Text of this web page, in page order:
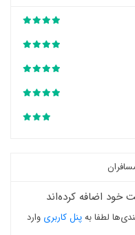
لطفا بهپنل کاربری وارد